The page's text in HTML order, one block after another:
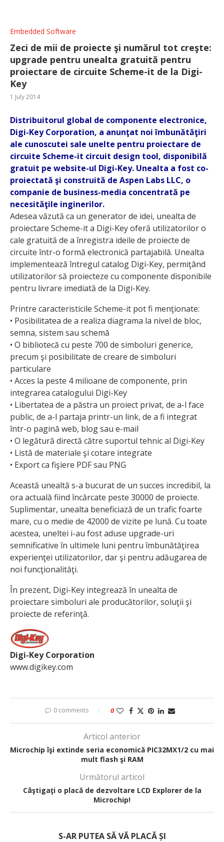
Embedded Software
Zeci de mii de proiecte şi numărul tot creşte:
upgrade pentru unealta gratuită pentru
proiectare de circuite Scheme-it de la Digi-
Key
1 July 2014
Distribuitorul global de componente electronice,
Digi-Key Corporation, a anunţat noi îmbunătăţiri
ale cunoscutei sale unelte pentru proiectare de
circuite Scheme-it circuit design tool, disponibilă
gratuit pe website-ul Digi-Key. Unealta a fost co-
proiectată şi construită de Aspen Labs LLC, o
companie de business-media concentrată pe
necesităţile inginerilor.
Adesea văzută ca un generator de idei, unealta de
proiectare Scheme-it a Digi-Key oferă utilizatorilor o
cale gratuită de a înregistra ideile de proiecte de
circuite într-o formă electronică partajabilă. Unealta
implementează întregul catalog Digi-Key, permiţând
utilizatorilor să proiecteze cu componente disponibile
pentru livrare imediată de la Digi-Key.
Printre caracteristicile Scheme-it pot fi menţionate:
• Posibilitatea de a realiza diagrama la nivel de bloc,
semna, sistem sau schemă
• O bibliotecă cu peste 700 de simboluri generice,
precum şi posibilitate de creare de simboluri
particulare
• Acces la peste 4 milioane de componente, prin
integrarea catalogului Digi-Key
• Libertatea de a păstra un proiect privat, de a-l face
public, de a-l partaja printr-un link, de a fi integrat
într-o pagină web, blog sau e-mail
• O legătură directă către suportul tehnic al Digi-Key
• Listă de materiale şi cotare integrate
• Export ca fişiere PDF sau PNG
Această unealtă s-a bucurat de un succes incredibil, la
ora actuală fiind încărcate peste 30000 de proiecte.
Suplimentar, unealta beneficiază de un trafic foarte
mare, cu o medie de 42000 de vizite pe lună. Cu toate
acestea, uneltei i-au fost aduse upgrade-uri
semnificative în ultimele luni pentru îmbunătăţirea
experienţei utilizatorilor, dar şi pentru adăugarea de
noi funcţionalităţi.
În prezent, Digi-Key integrează în unealta de
proiectare simboluri ale producătorilor, soluţii şi
proiecte de referinţă.
Digi-Key Corporation
www.digikey.com
0 comments 0
Articol anterior
Microchip îşi extinde seria economică PIC32MX1/2 cu mai
mult flash şi RAM
Următorul articol
Câştigaţi o placă de dezvoltare LCD Explorer de la
Microchip!
S-AR PUTEA SĂ VĂ PLACĂ ȘI